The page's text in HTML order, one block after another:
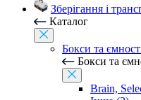
Зберігання і
Каталог
Бокси та
Бокси та
Brain,